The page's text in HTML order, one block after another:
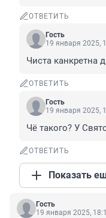
ОТВЕТИТЬ
Гость
19 января 2025,
Чиста канкретна
ОТВЕТИТЬ
Гость
19 января 2025,
Чё такого? У
ОТВЕТИТЬ
Показать
Гость
19 января 2025,